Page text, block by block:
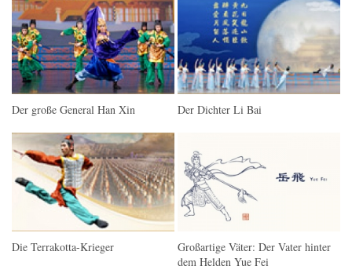
Der große General Han Xin Der Dichter Li Bai
Die Terrakotta-Krieger
Großartige Väter: Der Vater hinter
dem Helden Yue Fei